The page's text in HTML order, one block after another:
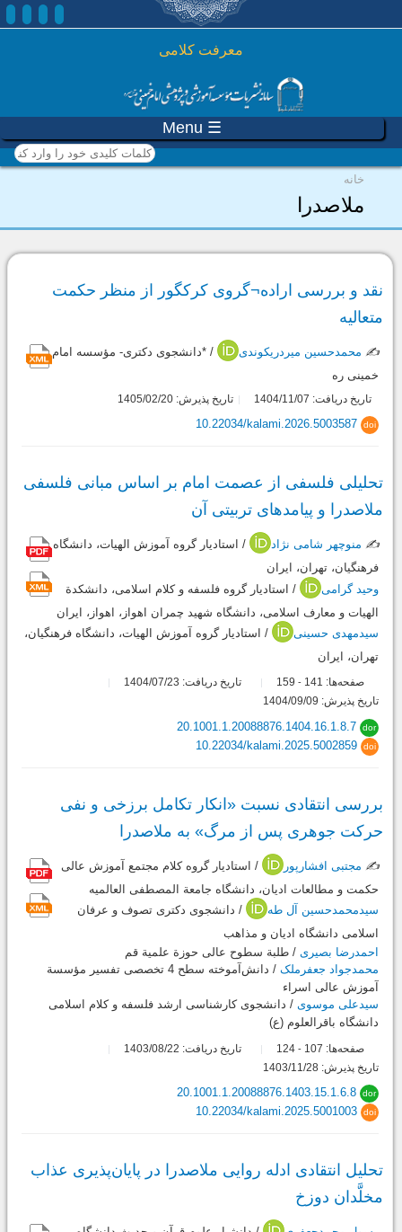
رفتن به محتوای اصلی
معرفت کلامی
☰ Menu
کلمات کلیدی خود را وارد
کنید
شما اینجا هستید
خانه
ملاصدرا
نقد و بررسی اراده¬گروی کرکگور از منظر حکمت
متعالیه
✍️ محمدحسین میردریکوندی
/ *دانشجوی دکتری- مؤسسه امام
خمینی ره
تاریخ دریافت: 1404/11/07 تاریخ پذیرش: 1405/02/20
doi
10.22034/kalami.2026.5003587
تحلیلی فلسفی از عصمت امام بر اساس مبانی فلسفی
ملاصدرا و پیامدهای تربیتی آن
✍️ منوچهر شامی نژاد
/ استادیار گروه آموزش الهیات، دانشگاه
فرهنگیان، تهران، ایران
وحید گرامی
/ استادیار گروه فلسفه و کلام اسلامی، دانشکدة
الهیات و معارف اسلامی، دانشگاه شهید چمران اهواز، اهواز، ایران
سیدمهدی حسینی
/ استادیار گروه آموزش الهیات، دانشگاه فرهنگیان،
تهران، ایران
صفحه‌ها: 141
-
تاریخ دریافت: 1404/07/23
تاریخ پذیرش: 1404/09/09
dor
20.1001.1.20088876.1404.16.1.8.7
doi
10.22034/kalami.2025.5002859
بررسی انتقادی نسبت «انکار تکامل برزخی و نفی
حرکت جوهری پس از مرگ» به ملاصدرا
✍️ مجتبی افشارپور
/ استادیار گروه کلام مجتمع آموزش عالی
حکمت و مطالعات ادیان، دانشگاه جامعة المصطفی العالمیه
سیدمحمدحسین آل طه
/ دانشجوی دکتری تصوف و عرفان
اسلامی دانشگاه ادیان و مذاهب
احمدرضا بصیری / طلبة سطوح عالی حوزة علمیة قم
محمدجواد جعفرملک
/ دانش‌آموخته سطح 4 تخصصی تفسیر مؤسسة
آموزش عالی اسراء
سیدعلی موسوی / دانشجوی کارشناسی ارشد فلسفه و کلام اسلامی
دانشگاه باقرالعلوم (ع)
صفحه‌ها: 107
-
تاریخ دریافت: 1403/08/22
تاریخ پذیرش: 1403/11/28
dor
20.1001.1.20088876.1403.15.1.6.8
doi
10.22034/kalami.2025.5001003
تحلیل انتقادی ادله روایی ملاصدرا در پایان‌پذیری عذاب
مخلَّدان دوزخ